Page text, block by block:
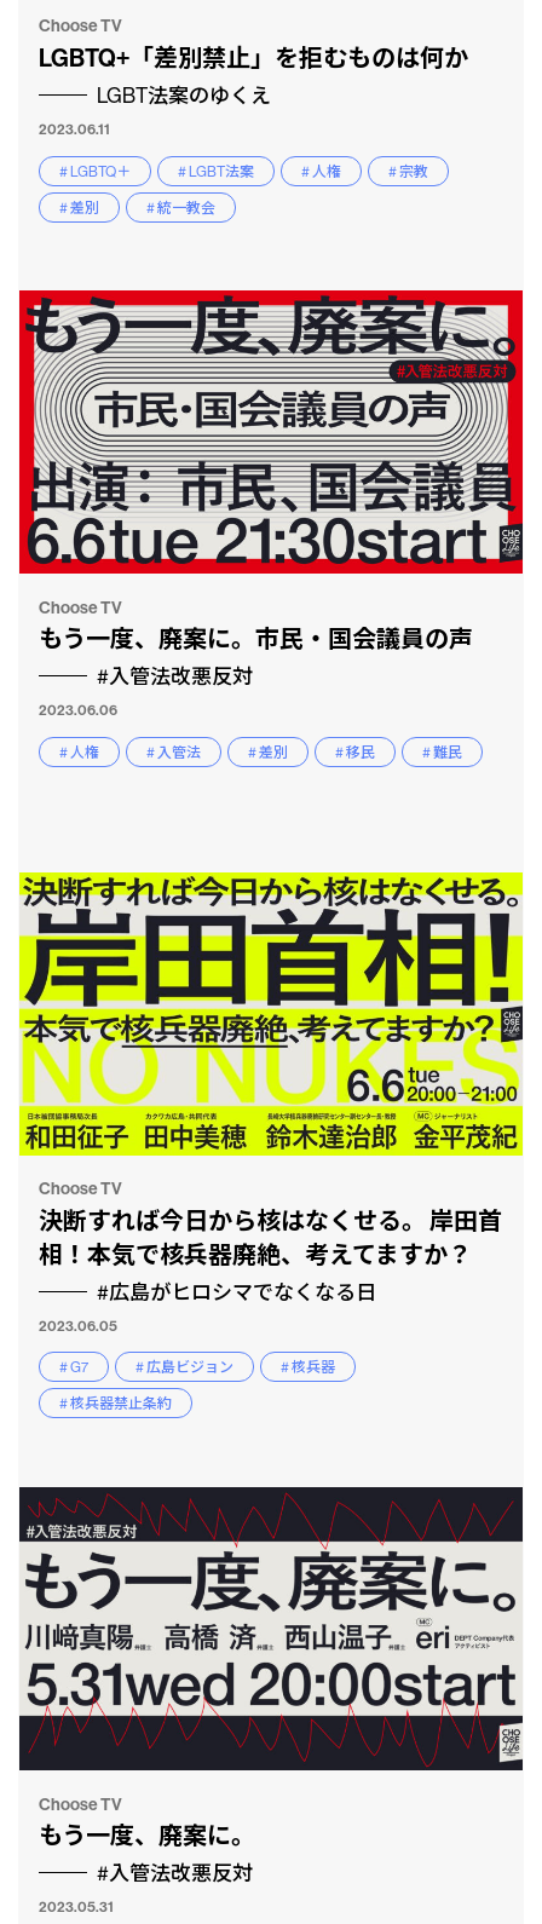
Choose TV
LGBTQ+「差別禁止」を拒むものは何か
LGBT法案のゆくえ
2023.06.11
# LGBTQ＋ # LGBT法案 # 人権
# 宗教
# 差別
# 統一教会
Choose TV
もう一度、廃案に。市民・国会議員の声
#入管法改悪反対
2023.06.06
# 人権 # 入管法 # 差別 # 移民 # 難民
Choose TV
決断すれば今日から核はなくせる。 岸田首
相！本気で核兵器廃絶、考えてますか？
#広島がヒロシマでなくなる日
2023.06.05
# G7 # 広島ビジョン
# 核兵器
# 核兵器禁止条約
Choose TV
もう一度、廃案に。
#入管法改悪反対
2023.05.31